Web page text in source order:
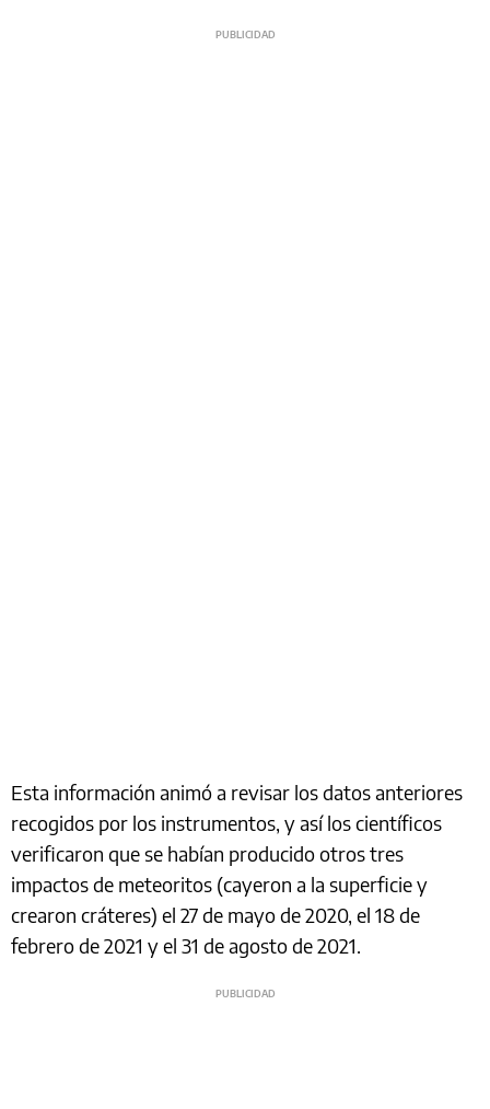
Esta información animó a revisar los datos anteriores
recogidos por los instrumentos, y así los científicos
verificaron que se habían producido otros tres
impactos de meteoritos (cayeron a la superficie y
crearon cráteres) el 27 de mayo de 2020, el 18 de
febrero de 2021 y el 31 de agosto de 2021.